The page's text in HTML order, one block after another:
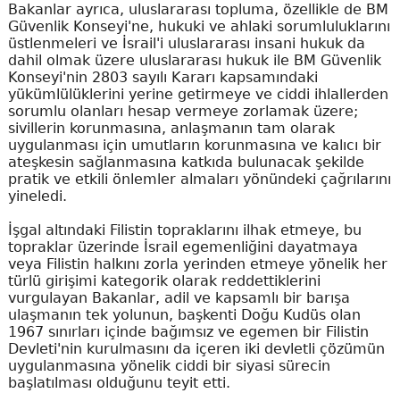
Bakanlar ayrıca, uluslararası topluma, özellikle de BM
Güvenlik Konseyi'ne, hukuki ve ahlaki sorumluluklarını
üstlenmeleri ve İsrail'i uluslararası insani hukuk da
dahil olmak üzere uluslararası hukuk ile BM Güvenlik
Konseyi'nin 2803 sayılı Kararı kapsamındaki
yükümlülüklerini yerine getirmeye ve ciddi ihlallerden
sorumlu olanları hesap vermeye zorlamak üzere;
sivillerin korunmasına, anlaşmanın tam olarak
uygulanması için umutların korunmasına ve kalıcı bir
ateşkesin sağlanmasına katkıda bulunacak şekilde
pratik ve etkili önlemler almaları yönündeki çağrılarını
yineledi.
İşgal altındaki Filistin topraklarını ilhak etmeye, bu
topraklar üzerinde İsrail egemenliğini dayatmaya
veya Filistin halkını zorla yerinden etmeye yönelik her
türlü girişimi kategorik olarak reddettiklerini
vurgulayan Bakanlar, adil ve kapsamlı bir barışa
ulaşmanın tek yolunun, başkenti Doğu Kudüs olan
1967 sınırları içinde bağımsız ve egemen bir Filistin
Devleti'nin kurulmasını da içeren iki devletli çözümün
uygulanmasına yönelik ciddi bir siyasi sürecin
başlatılması olduğunu teyit etti.